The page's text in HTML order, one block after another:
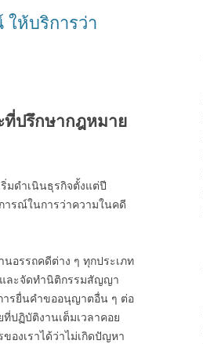
ห้บริการว่า
ปรึกษากฎหมาย
มดำเนินธุรกิจตั้งแต่ปี
รณ์ในการว่าความในคดี
อรรถคดีต่าง ๆ ทุกประเภท
และจัดทำนิติกรรมสัญญา
ารยื่นคำขออนุญาตอื่น ๆ ต่อ
ปฏิบัติงานเต็มเวลาคอย
องเราได้ว่าไม่เกิดปัญหา